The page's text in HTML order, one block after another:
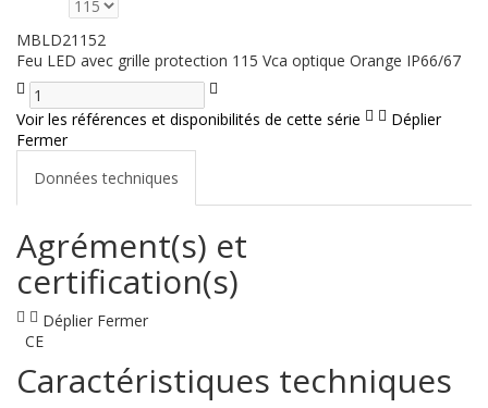
MBLD21152
Feu LED avec grille protection 115 Vca optique Orange IP66/67
Voir les références et disponibilités de cette série
Déplier
Fermer
Données techniques
Agrément(s) et
certification(s)
Déplier Fermer
CE
Caractéristiques techniques